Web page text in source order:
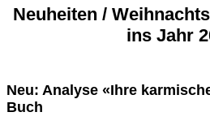
Neuheiten /
ins Jahr
Neu: Analyse «Ihre
Buch